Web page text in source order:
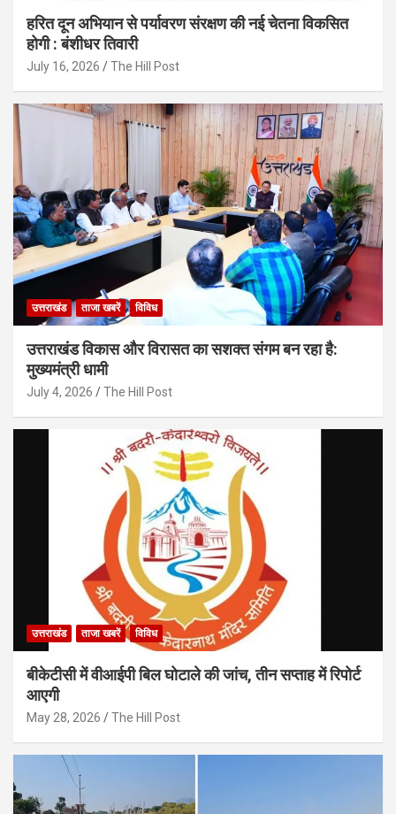
हरित दून अभियान से पर्यावरण संरक्षण की नई चेतना विकसित
होगी : बंशीधर तिवारी
July 16, 2026 The Hill Post
उत्तराखंड ताजा खबरें विविध
उत्तराखंड विकास और विरासत का सशक्त संगम बन रहा है:
मुख्यमंत्री धामी
July 4, 2026 The Hill Post
उत्तराखंड ताजा खबरें विविध
बीकेटीसी में वीआईपी बिल घोटाले की जांच, तीन सप्ताह में रिपोर्ट
आएगी
May 28, 2026 The Hill Post